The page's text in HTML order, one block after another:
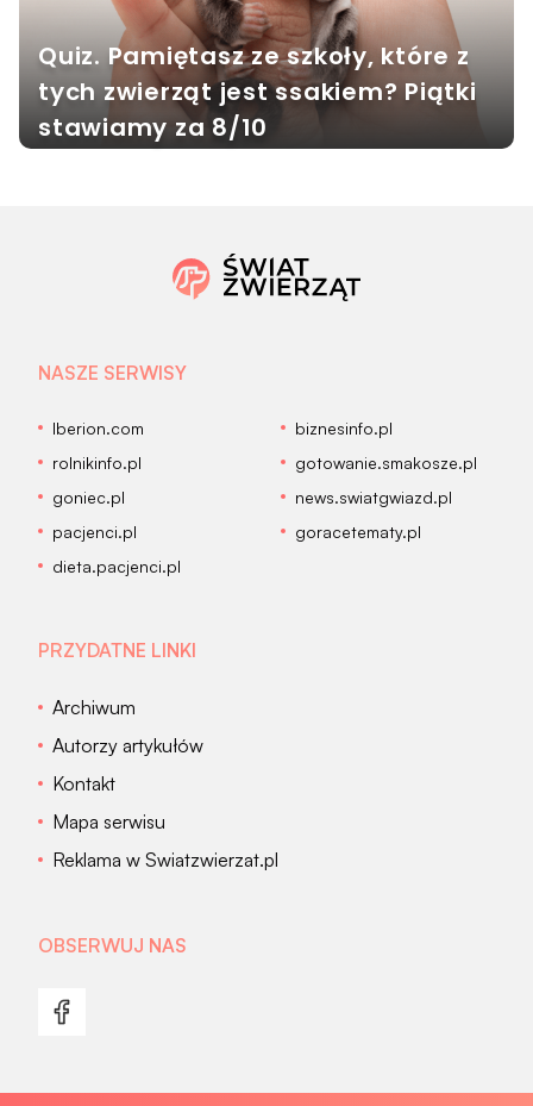
Quiz. Pamiętasz ze szkoły, które z
tych zwierząt jest ssakiem? Piątki
stawiamy za 8/10
NASZE SERWISY
Iberion.com
biznesinfo.pl
rolnikinfo.pl
gotowanie.smakosze.pl
goniec.pl
news.swiatgwiazd.pl
pacjenci.pl
goracetematy.pl
dieta.pacjenci.pl
PRZYDATNE LINKI
Archiwum
Autorzy artykułów
Kontakt
Mapa serwisu
Reklama w Swiatzwierzat.pl
OBSERWUJ NAS